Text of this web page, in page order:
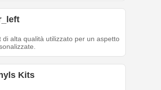
di alta qualità utilizzato per un aspetto
Kits